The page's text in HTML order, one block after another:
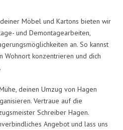
Möbel und Kartons bieten wir
und Demontagearbeiten,
an. So kannst
Wohnort konzentrieren und dich
deinen Umzug von Hagen
Vertraue auf die
Schreiber Hagen.
Angebot und lass uns